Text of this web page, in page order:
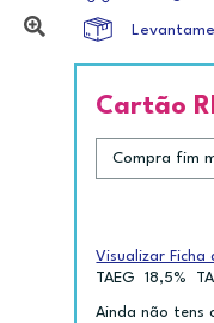
Cartão
Visualizar
TAEG
18,5%
Ainda não tens